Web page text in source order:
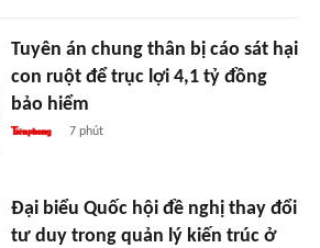
Tuyên án chung thân bị cáo sát hại
con ruột để trục lợi 4,1 tỷ đồng
bảo hiểm
7 phút
Đại biểu Quốc hội đề nghị thay đổi
tư duy trong quản lý kiến trúc ở